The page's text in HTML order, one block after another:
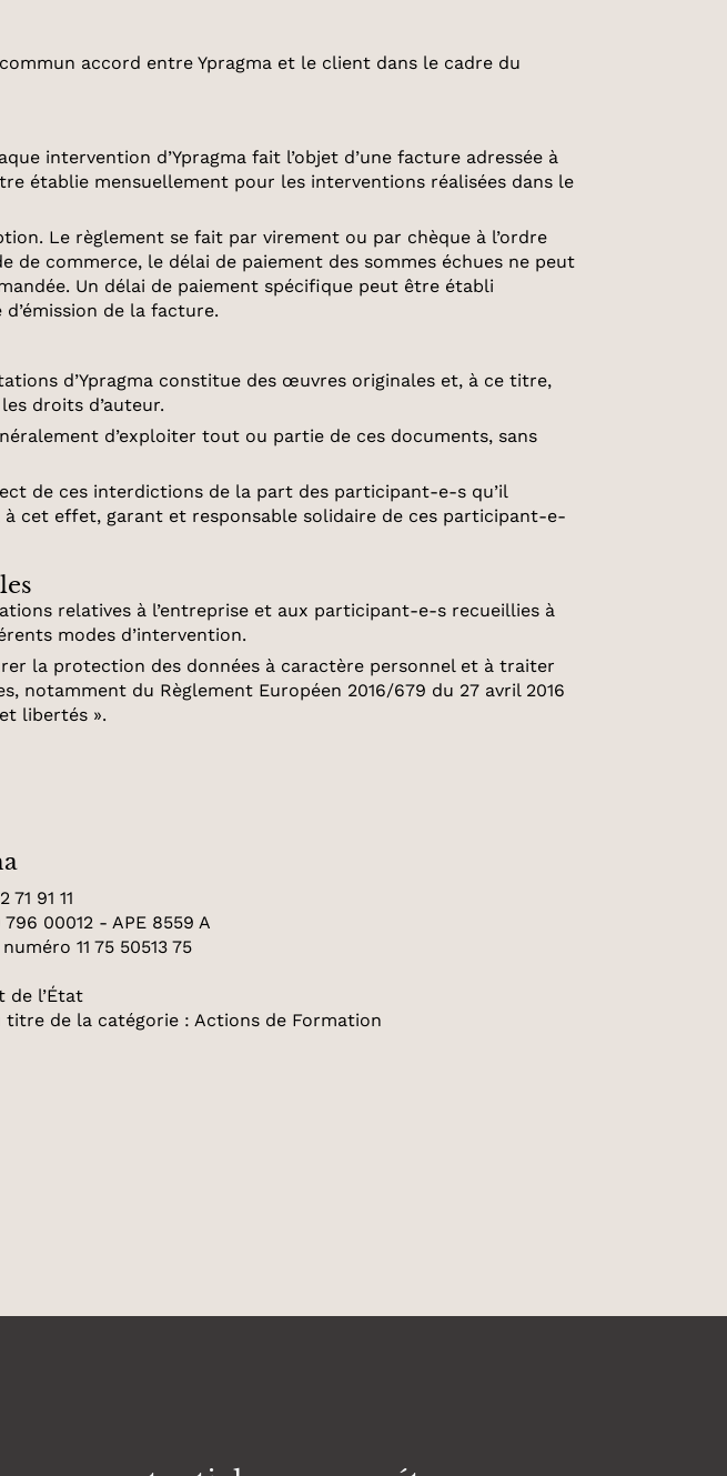
accord entre Ypragma et le client dans le cadre du
intervention d’Ypragma fait l’objet d’une facture adressée à
établie mensuellement pour les interventions réalisées dans le
Le règlement se fait par virement ou par chèque à l’ordre
de commerce, le délai de paiement des sommes échues ne peut
Un délai de paiement spécifique peut être établi
de la facture.
d’Ypragma constitue des œuvres originales et, à ce titre,
droits d’auteur.
d’exploiter tout ou partie de ces documents, sans
de ces interdictions de la part des participant-e-s qu’il
cet effet, garant et responsable solidaire de ces participant-e-
relatives à l’entreprise et aux participant-e-s recueillies à
modes d’intervention.
la protection des données à caractère personnel et à traiter
notamment du Règlement Européen 2016/679 du 27 avril 2016
libertés ».
91 11
00012 - APE 8559 A
11 75 50513 75
de l’État
de la catégorie : Actions de Formation